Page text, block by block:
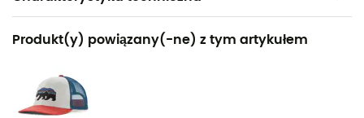
Polecane dla
Turystyka piesza / Podróże
Rodzaj
Dzieci
Produkt(y) powiązany(-ne) z tym artykułem